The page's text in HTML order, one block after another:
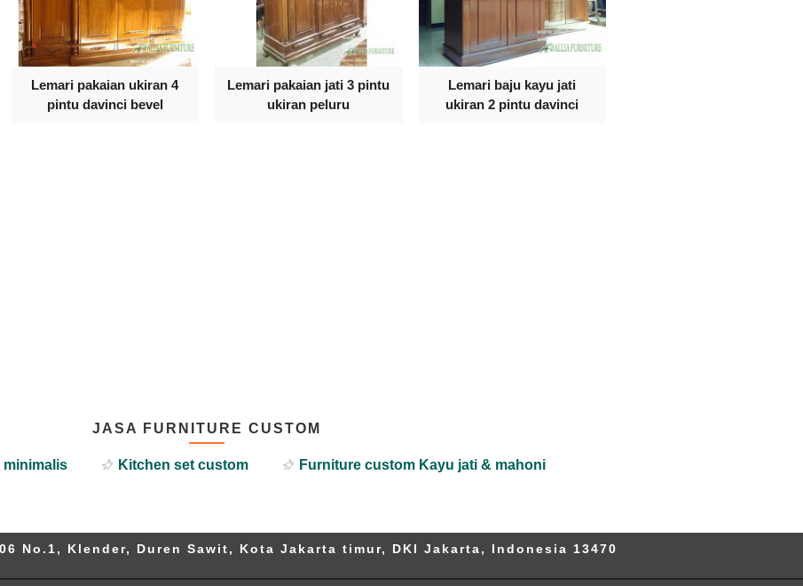
Lemari pakaian ukiran 4
pintu davinci bevel
Lemari pakaian jati 3 pintu
ukiran peluru
Lemari baju kayu jati
ukiran 2 pintu davinci
JASA FURNITURE CUSTOM
minimalis Kitchen set custom Furniture custom Kayu jati & mahoni
No.1, Klender, Duren Sawit, Kota Jakarta timur, DKI Jakarta, Indonesia 13470